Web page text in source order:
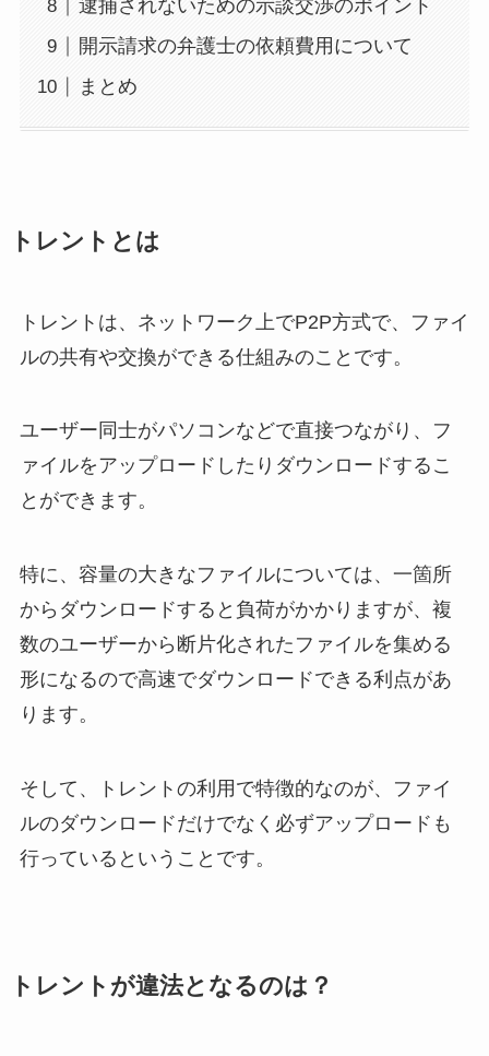
逮捕されないための示談交渉のポイント
開示請求の弁護士の依頼費用について
まとめ
トレントとは
トレントは、ネットワーク上でP2P方式で、ファイ
ルの共有や交換ができる仕組みのことです。
ユーザー同士がパソコンなどで直接つながり、フ
ァイルをアップロードしたりダウンロードするこ
とができます。
特に、容量の大きなファイルについては、一箇所
からダウンロードすると負荷がかかりますが、複
数のユーザーから断片化されたファイルを集める
形になるので高速でダウンロードできる利点があ
ります。
そして、トレントの利用で特徴的なのが、ファイ
ルのダウンロードだけでなく必ずアップロードも
行っているということです。
トレントが違法となるのは？